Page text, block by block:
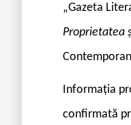
„Gazeta
Proprietatea
Informația
confirmată